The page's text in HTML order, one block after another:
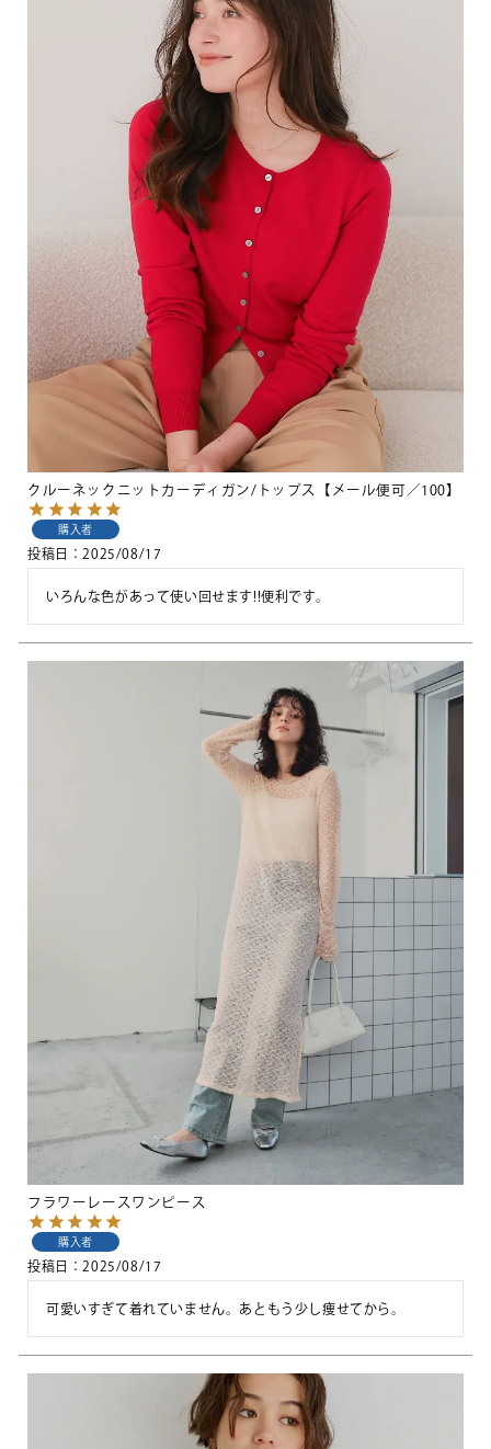
クルーネックニットカーディガン/トップス【メール便可／100】
購入者
投稿日 2025/08/17
いろんな色があって使い回せます!!便利です。
フラワーレースワンピース
購入者
投稿日 2025/08/17
可愛いすぎて着れていません。あともう少し痩せてから。